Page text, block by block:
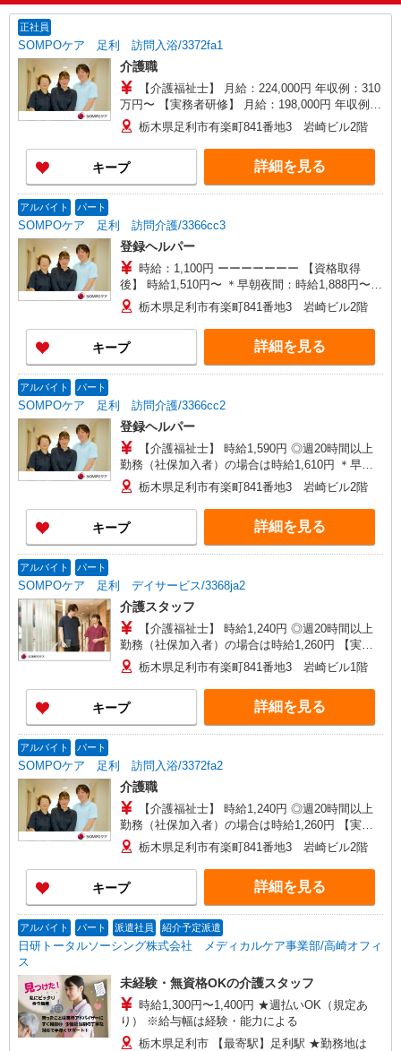
正社員
SOMPOケア 足利 訪問入浴/3372fa1
介護職
【介護福祉士】 月給：224,000円 年収例：310
万円〜 【実務者研修】 月給：198,000円 年収例：
275万円〜 【初任者研修・無資格】 月給：
192,000円 年収例：270万円〜 ※職務手当、働き
がい向上手当、日祝手当（月平均2回分）等、毎月
平均的に支払われる手当を含みます。 ※介護福祉
士のみ、特別職務手当も含む ◎残業時は別途時間
月分/年支給
栃木県足利市有楽町841番地3 岩崎ビル2階
キープ 詳細を見る
アルバイト パート
SOMPOケア 足利 訪問介護/3366cc3
登録ヘルパー
時給：1,100円 ーーーーーーー 【資格取得
後】 時給1,510円〜 ＊早朝夜間：時給1,888円〜
＊日曜祝日：時給1,810円〜 ーーーーーーー
栃木県足利市有楽町841番地3 岩崎ビル2階
キープ 詳細を見る
アルバイト パート
SOMPOケア 足利 訪問介護/3366cc2
登録ヘルパー
【介護福祉士】 時給1,590円 ◎週20時間以上
勤務（社保加入者）の場合は時給1,610円 ＊早朝
夜間（〜8:00、18:00〜）：時給1,988円〜 ＊日曜
祝日：時給1,890円〜 【実務者研修・初任者研修
（ヘルパー1級・2級）】 時給1,510円 ◎週20時間
以上勤務（社保加入者）の場合は時給1,530円 ＊
早朝夜間（〜8:00、18:00〜）：時給1,888円〜 ＊
が同時給 ◎キャンセル手当：職務時給の60％支給
栃木県足利市有楽町841番地3 岩崎ビル2階
キープ 詳細を見る
アルバイト パート
SOMPOケア 足利 デイサービス/3368ja2
介護スタッフ
【介護福祉士】 時給1,240円 ◎週20時間以上
勤務（社保加入者）の場合は時給1,260円 【実務
者研修・初任者研修（ヘルパー1級・2級）】 時給
1,160円 ◎週20時間以上勤務（社保加入者）の場
合は時給1,180円
栃木県足利市有楽町841番地3 岩崎ビル1階
キープ 詳細を見る
アルバイト パート
SOMPOケア 足利 訪問入浴/3372fa2
介護職
【介護福祉士】 時給1,240円 ◎週20時間以上
勤務（社保加入者）の場合は時給1,260円 【実務
者研修・初任者研修（ヘルパー1級・2級）】 時給
1,160円 ◎週20時間以上勤務（社保加入者）の場
合は時給1,180円
栃木県足利市有楽町841番地3 岩崎ビル2階
キープ 詳細を見る
アルバイト パート 派遣社員 紹介予定派遣
日研トータルソーシング株式会社 メディカルケア事業部/高崎オフィ
ス
未経験・無資格OKの介護スタッフ
時給1,300円〜1,400円 ★週払いOK（規定あ
り） ※給与幅は経験・能力による
栃木県足利市 【最寄駅】足利駅 ★勤務地は